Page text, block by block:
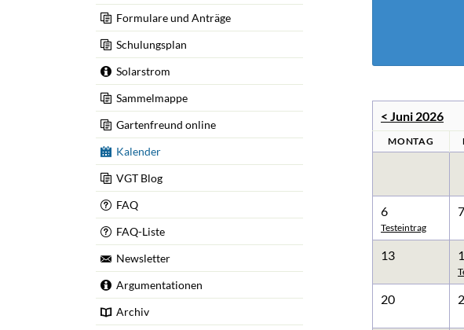
Mustersatzung
Sammelmappe
Schulungen
Wildbienenschaugarten
Wettbewerb
Grüne Dreieck Späthsfelde
< Juni 2026
MONTAG
6
Testeintrag
7
13
20
Formulare und Anträge
Schulungsplan
Solarstrom
Sammelmappe
Gartenfreund online
Kalender
VGT Blog
FAQ
FAQ-Liste
Newsletter
Argumentationen
Archiv